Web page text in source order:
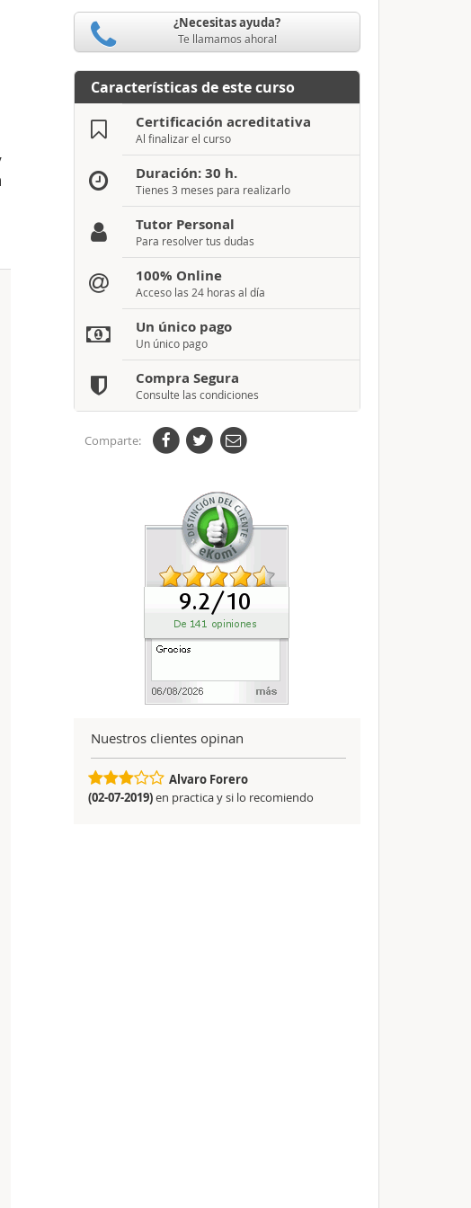
¿Necesitas ayuda?
Te llamamos ahora!
Características de este curso
Certificación acreditativa
Al finalizar el curso
Duración: 30 h.
Tienes 3 meses para realizarlo
Tutor Personal
Para resolver tus dudas
100% Online
Acceso las 24 horas al día
Un único pago
Un único pago
Compra Segura
Consulte las condiciones
Comparte:
Nuestros clientes opinan
Alvaro Forero
(02-07-2019)en practica y si lo recomiendo